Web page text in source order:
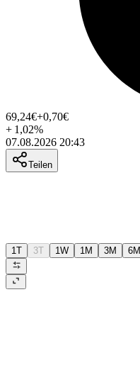
69,24€+0,70€
+ 1,02%
07.08.2026 20:43
Teilen
1T 3T 1W 1M 3M 6M